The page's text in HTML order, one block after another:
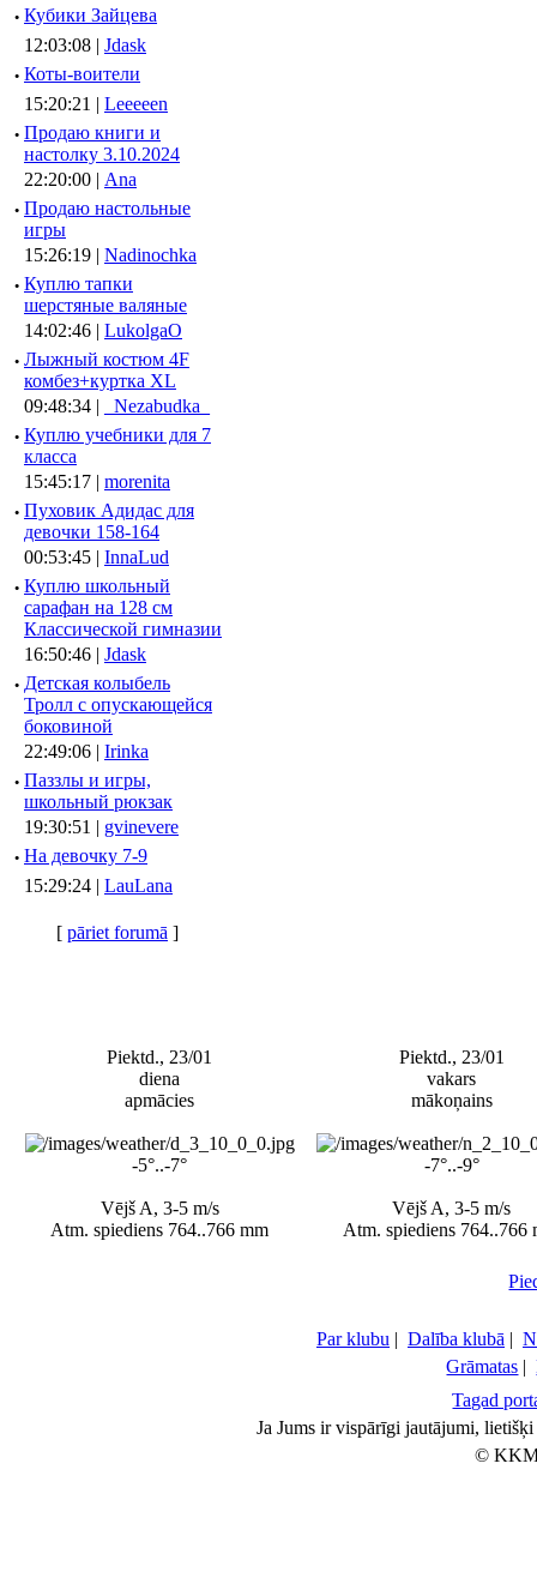
· Кубики Зайцева
12:03:08 | Jdask
· Коты-воители
15:20:21 | Leeeeen
· Продаю книги и
настолку 3.10.2024
22:20:00 | Ana
· Продаю настольные
игры
15:26:19 | Nadinochka
· Куплю тапки
шерстяные валяные
14:02:46 | LukolgaO
· Лыжный костюм 4F
комбез+куртка XL
09:48:34 |
_Nezabudka_
· Куплю учебники для 7
класса
15:45:17 | morenita
· Пуховик Адидас для
девочки 158-164
00:53:45 | InnaLud
· Куплю школьный
сарафан на 128 см
Классической гимназии
16:50:46 | Jdask
· Детская колыбель
Тролл с опускающейся
боковиной
22:49:06 | Irinka
· Паззлы и игры,
школьный рюкзак
19:30:51 | gvinevere
· Hа девочку 7-9
15:29:24 | LauLana
[ pāriet forumā ]
Piektd., 23/01
diena
apmācies
-5°..-7°
Vējš A, 3-5 m/s
Atm. spiediens 764..766 mm
Piektd., 23/01
vakars
mākoņains
-7°..-9°
Vējš A, 3-5 m/s
Atm. spiediens 764..766
Par klubu | Dalība klubā |
Grāmatas |
Tagad
Ja Jums ir vispārīgi jautājumi,
©